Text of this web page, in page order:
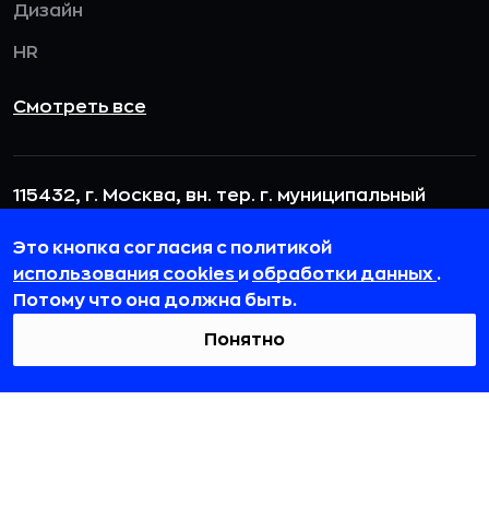
Дизайн
HR
Смотреть все
115432, г. Москва, вн. тер. г. муниципальный
Это кнопка согласия с политикой
использования cookies и обработки данных .
Потому что она должна быть.
Понятно